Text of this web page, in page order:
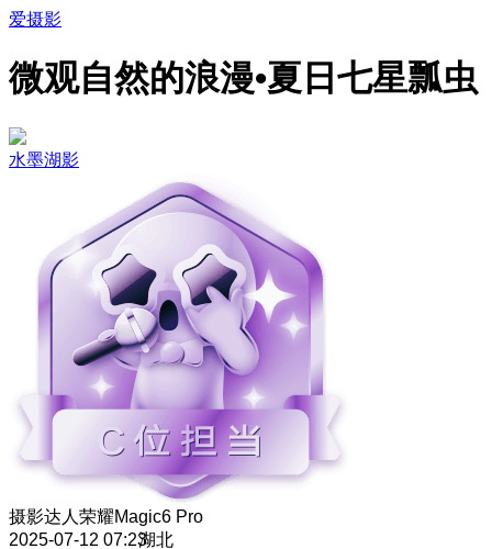
爱摄影
微观自然的浪漫•夏日七星瓢虫
水墨湖影
摄影达人 荣耀Magic6 Pro
2025-07-12 07:23湖北